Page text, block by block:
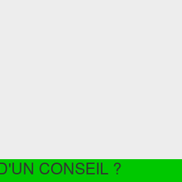
CONSEIL ?